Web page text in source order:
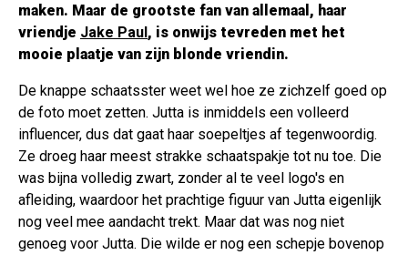
maken. Maar de grootste fan van allemaal, haar
vriendje Jake Paul, is onwijs tevreden met het
mooie plaatje van zijn blonde vriendin.
De knappe schaatsster weet wel hoe ze zichzelf goed op
de foto moet zetten. Jutta is inmiddels een volleerd
influencer, dus dat gaat haar soepeltjes af tegenwoordig.
Ze droeg haar meest strakke schaatspakje tot nu toe. Die
was bijna volledig zwart, zonder al te veel logo's en
afleiding, waardoor het prachtige figuur van Jutta eigenlijk
nog veel mee aandacht trekt. Maar dat was nog niet
genoeg voor Jutta. Die wilde er nog een schepje bovenop